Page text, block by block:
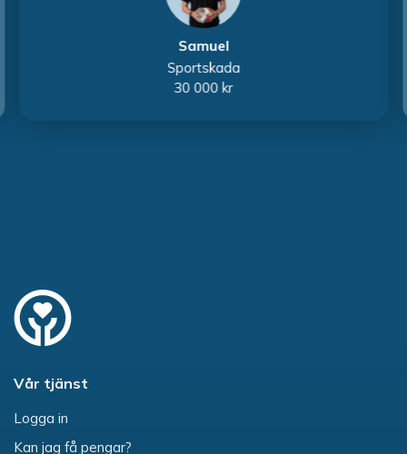
Samuel
Sportskada
30 000 kr
Vår tjänst
Logga in
Kan jag få pengar?